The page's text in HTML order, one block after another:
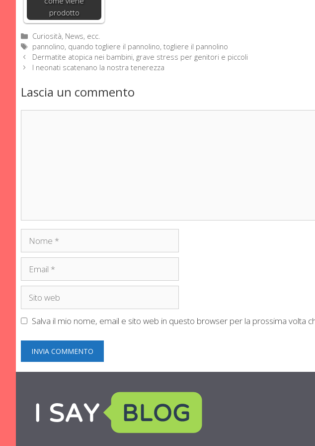
prodotto
Categorie
Curiosità, News, ecc.
Tag
pannolino, quando togliere il pannolino,togliere il pannolino
Dermatite atopica nei bambini, grave stress per genitori e piccoli
I neonati scatenano la nostra tenerezza
Lascia un commento
Nome
Email
Sito
Salva il mio nome, email e sito web in questo browser per la prossima volta